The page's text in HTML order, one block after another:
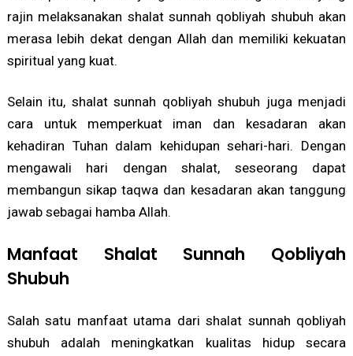
rajin melaksanakan shalat sunnah qobliyah shubuh akan
merasa lebih dekat dengan Allah dan memiliki kekuatan
spiritual yang kuat.
Selain itu, shalat sunnah qobliyah shubuh juga menjadi
cara untuk memperkuat iman dan kesadaran akan
kehadiran Tuhan dalam kehidupan sehari-hari. Dengan
mengawali hari dengan shalat, seseorang dapat
membangun sikap taqwa dan kesadaran akan tanggung
jawab sebagai hamba Allah.
Manfaat Shalat Sunnah Qobliyah
Shubuh
Salah satu manfaat utama dari shalat sunnah qobliyah
shubuh adalah meningkatkan kualitas hidup secara